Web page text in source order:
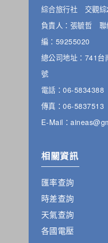
綜合旅行社 交觀
負責人：張毓哲
編：59255020
總公司地址：741
號
電話：06-5834388
傳真：06-5837513
E-Mail：
相關資訊
匯率查詢
時差查詢
天氣查詢
各國電壓